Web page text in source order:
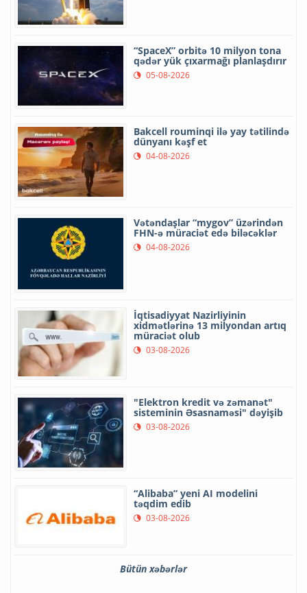
“SpaceX” orbitə 10 milyon tona
qədər yük çıxarmağı planlaşdırır
05-08-2026
Bakcell rouminqi ilə yay tətilində
dünyanı kəşf et
04-08-2026
Vətəndaşlar “mygov” üzərindən
FHN-ə müraciət edə biləcəklər
04-08-2026
İqtisadiyyat Nazirliyinin
xidmətlərinə 13 milyondan artıq
müraciət olub
03-08-2026
"Elektron kredit və zəmanət"
sisteminin Əsasnaməsi" dəyişib
03-08-2026
“Alibaba” yeni AI modelini
təqdim edib
03-08-2026
Bütün xəbərlər